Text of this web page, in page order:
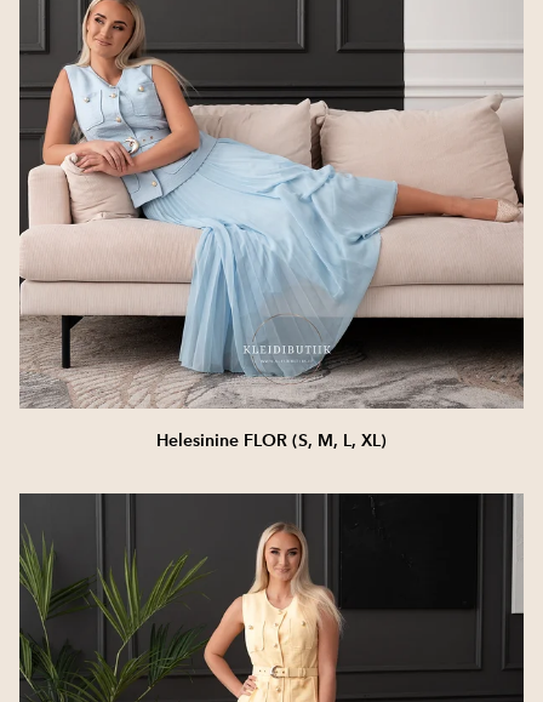
Helesinine FLOR (S, M, L, XL)